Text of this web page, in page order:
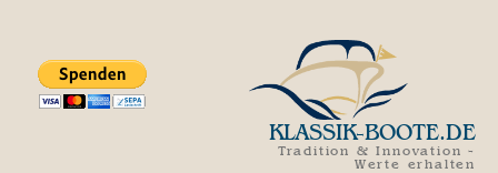
KLASSIK-BOOTE.DE
Tradition & Innovation -
Werte erhalten